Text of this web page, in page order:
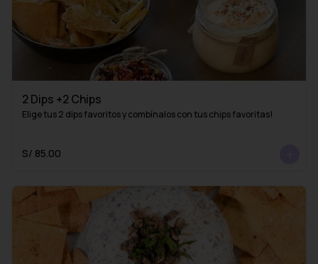
2 Dips +2 Chips
Elige tus 2 dips favoritos y combínalos con tus chips favoritas!
S/ 85.00